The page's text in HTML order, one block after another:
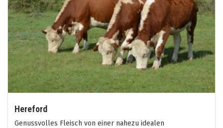
Hereford
Genussvolles Fleisch von einer nahezu idealen